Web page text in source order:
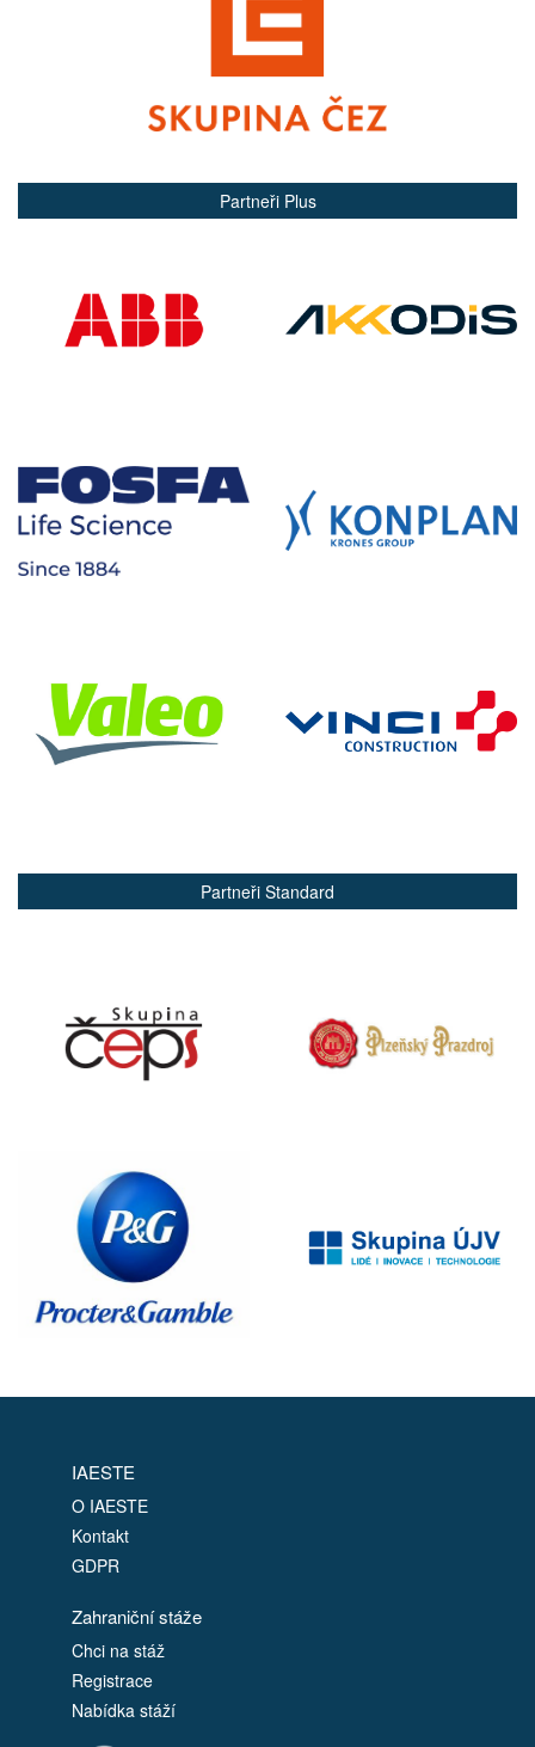
Partneři Plus
Partneři Standard
IAESTE
O IAESTE
Kontakt
GDPR
Zahraniční stáže
Chci na stáž
Registrace
Nabídka stáží